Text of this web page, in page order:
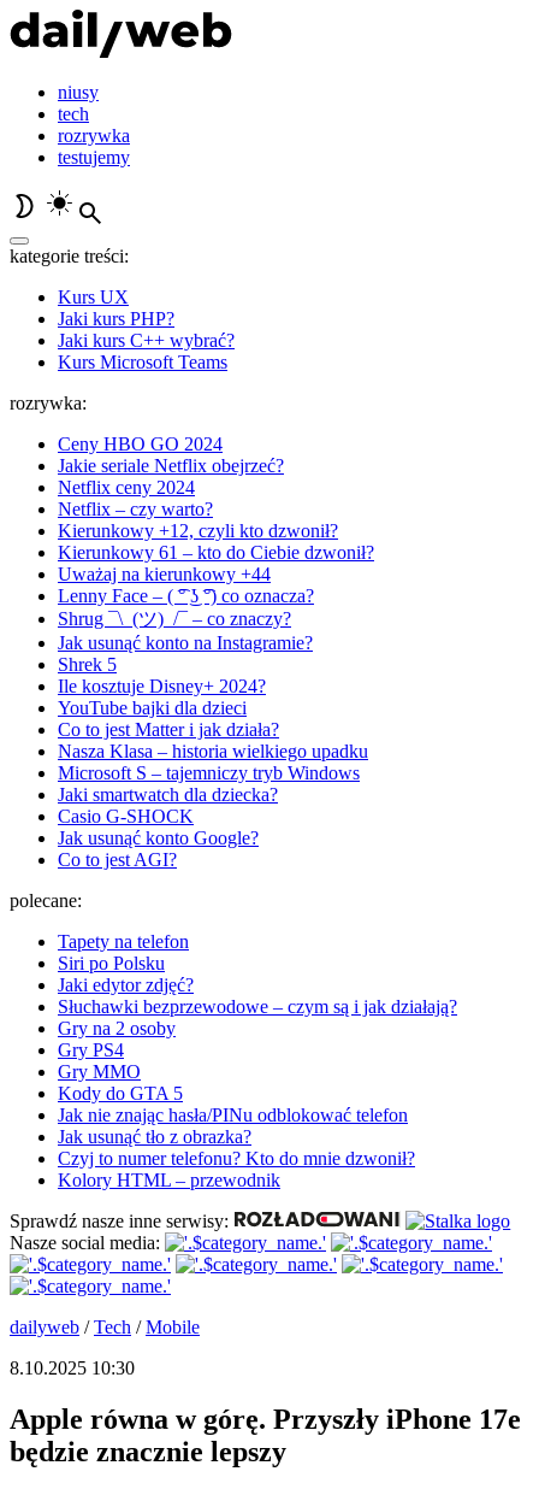
niusy
tech
rozrywka
testujemy
kategorie treści:
Kurs UX
Jaki kurs PHP?
Jaki kurs C++ wybrać?
Kurs Microsoft Teams
rozrywka:
Ceny HBO GO 2024
Jakie seriale Netflix obejrzeć?
Netflix ceny 2024
Netflix – czy warto?
Kierunkowy +12, czyli kto dzwonił?
Kierunkowy 61 – kto do Ciebie dzwonił?
Uważaj na kierunkowy +44
Lenny Face – ( ͡° ͜ʖ ͡°) co oznacza?
Shrug ¯\_(ツ)_/¯ – co znaczy?
Jak usunąć konto na Instagramie?
Shrek 5
Ile kosztuje Disney+ 2024?
YouTube bajki dla dzieci
Co to jest Matter i jak działa?
Nasza Klasa – historia wielkiego upadku
Microsoft S – tajemniczy tryb Windows
Jaki smartwatch dla dziecka?
Casio G-SHOCK
Jak usunąć konto Google?
Co to jest AGI?
polecane:
Tapety na telefon
Siri po Polsku
Jaki edytor zdjęć?
Słuchawki bezprzewodowe – czym są i jak działają?
Gry na 2 osoby
Gry PS4
Gry MMO
Kody do GTA 5
Jak nie znając hasła/PINu odblokować telefon
Jak usunąć tło z obrazka?
Czyj to numer telefonu? Kto do mnie dzwonił?
Kolory HTML – przewodnik
Sprawdź nasze inne serwisy:
Nasze social media:
dailyweb /Tech /Mobile
8.10.2025 10:30
Apple równa w górę. Przyszły iPhone 17e
będzie znacznie lepszy